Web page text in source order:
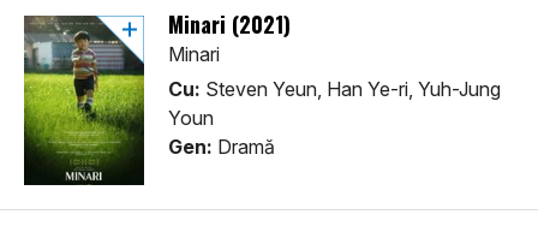
Minari (2021)
Minari
Cu: Steven Yeun, Han Ye-ri, Yuh-Jung
Youn
Gen: Dramă